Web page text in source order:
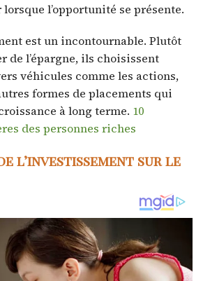
l’opportunité se présente.
est un incontournable. Plutôt
de l’épargne, ils choisissent
véhicules comme les actions,
formes de placements qui
à long terme. 10
des personnes riches
l’investissement sur le